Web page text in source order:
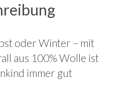
oder Winter – mit
aus 100% Wolle ist
immer gut